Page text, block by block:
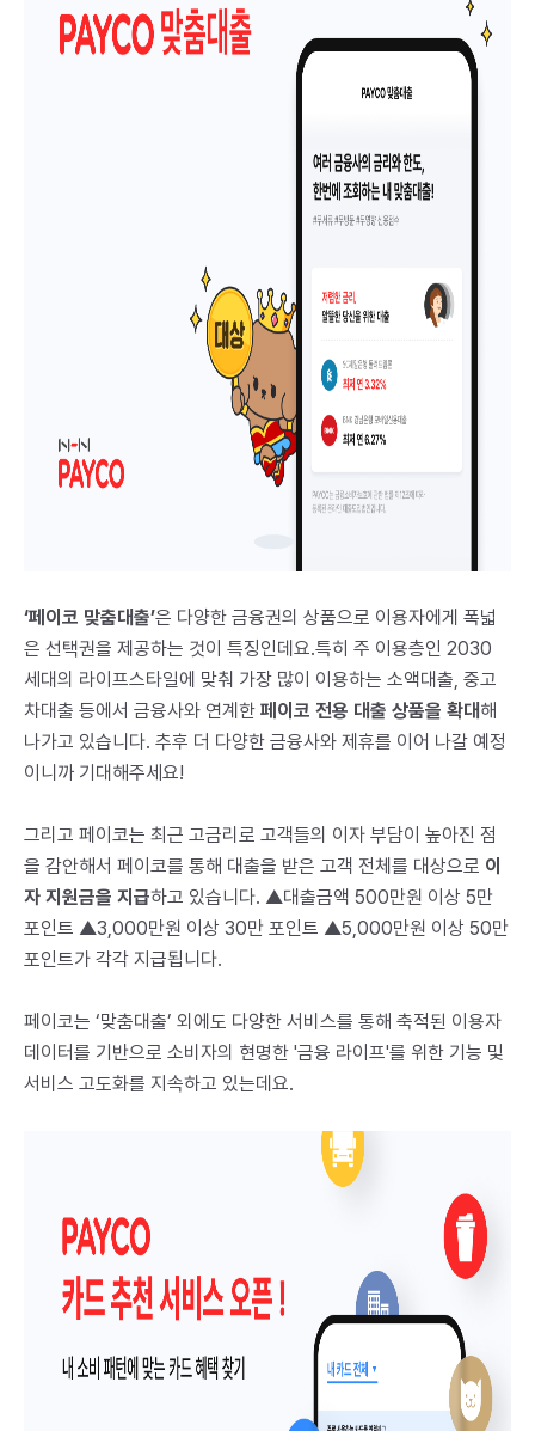
‘페이코 맞춤대출’은 다양한 금융권의 상품으로 이용자에게 폭넓
은 선택권을 제공하는 것이 특징인데요.특히 주 이용층인 2030
세대의 라이프스타일에 맞춰 가장 많이 이용하는 소액대출, 중고
차대출 등에서 금융사와 연계한 페이코 전용 대출 상품을 확대해
나가고 있습니다. 추후 더 다양한 금융사와 제휴를 이어 나갈 예정
이니까 기대해주세요!
그리고 페이코는 최근 고금리로 고객들의 이자 부담이 높아진 점
을 감안해서 페이코를 통해 대출을 받은 고객 전체를 대상으로 이
자 지원금을 지급하고 있습니다. ▲대출금액 500만원 이상 5만
포인트 ▲3,000만원 이상 30만 포인트 ▲5,000만원 이상 50만
포인트가 각각 지급됩니다.
페이코는 ‘맞춤대출’ 외에도 다양한 서비스를 통해 축적된 이용자
데이터를 기반으로 소비자의 현명한 '금융 라이프'를 위한 기능 및
서비스 고도화를 지속하고 있는데요.